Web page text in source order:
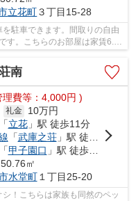
立花町３丁目15-28
駐車できます。間取りの自由
す。こちらのお部屋は家賃6.2
南
理費等：4,000円 )
礼金
10万円
「立花」駅 徒歩11分
「武庫之荘」駅 徒歩18分
「甲子園口 」駅 徒歩30分
㎡
水堂町１丁目25-20
シ！こちらは家族も同然のペッ